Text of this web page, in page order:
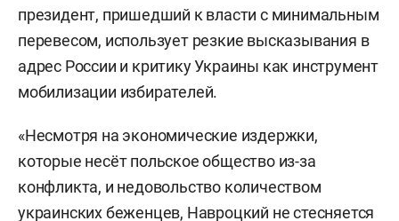
президент, пришедший к власти с минимальным
перевесом, использует резкие высказывания в
адрес России и критику Украины как инструмент
мобилизации избирателей.
«Несмотря на экономические издержки,
которые несёт польское общество из-за
конфликта, и недовольство количеством
украинских беженцев, Навроцкий не стесняется